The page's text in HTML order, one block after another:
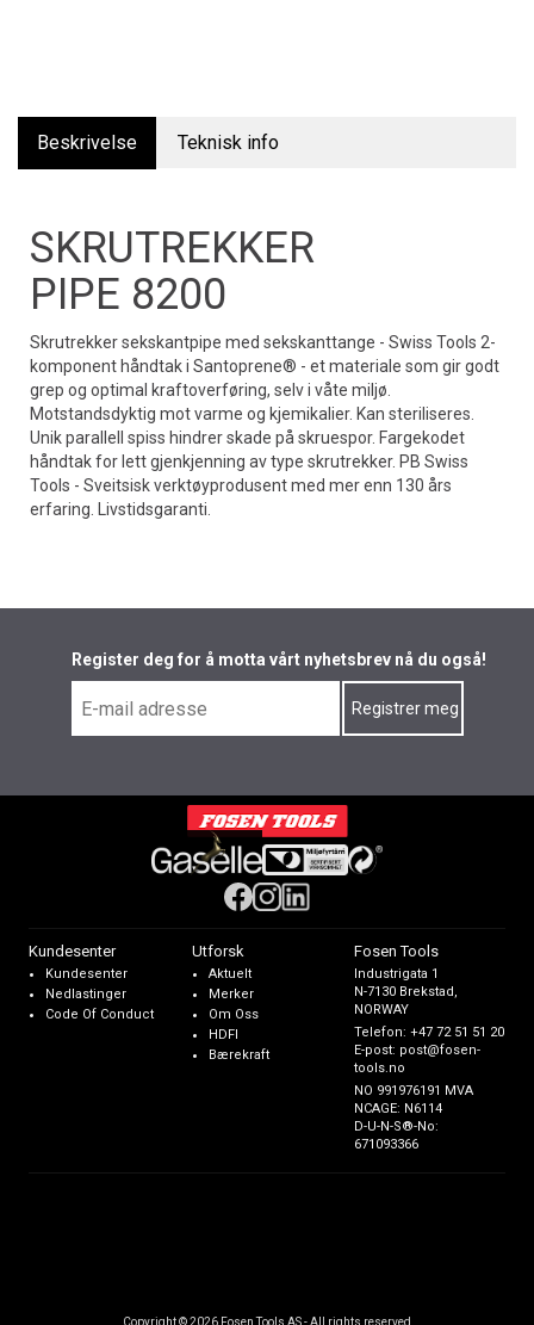
Beskrivelse Teknisk info
SKRUTREKKER
PIPE 8200
Skrutrekker sekskantpipe med sekskanttange - Swiss Tools 2-
komponent håndtak i Santoprene® - et materiale som gir godt
grep og optimal kraftoverføring, selv i våte miljø.
Motstandsdyktig mot varme og kjemikalier. Kan steriliseres.
Unik parallell spiss hindrer skade på skruespor. Fargekodet
håndtak for lett gjenkjenning av type skrutrekker. PB Swiss
Tools - Sveitsisk verktøyprodusent med mer enn 130 års
erfaring. Livstidsgaranti.
Register deg for å motta vårt nyhetsbrev nå du også!
Kundesenter
Kundesenter
Nedlastinger
Code Of Conduct
Utforsk
Aktuelt
Merker
Om Oss
HDFI
Bærekraft
Fosen Tools
Industrigata 1
N-7130 Brekstad,
NORWAY
Telefon:+47 72 51 51 20
E-post: post@fosen-
tools.no
NO 991976191 MVA
NCAGE: N6114
D-U-N-S®-No:
671093366
Copyright © 2026 Fosen Tools AS - All rights reserved